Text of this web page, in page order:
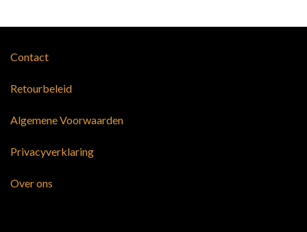
Contact
Retourbeleid
Algemene Voorwaarden
Privacyverklaring
Over ons